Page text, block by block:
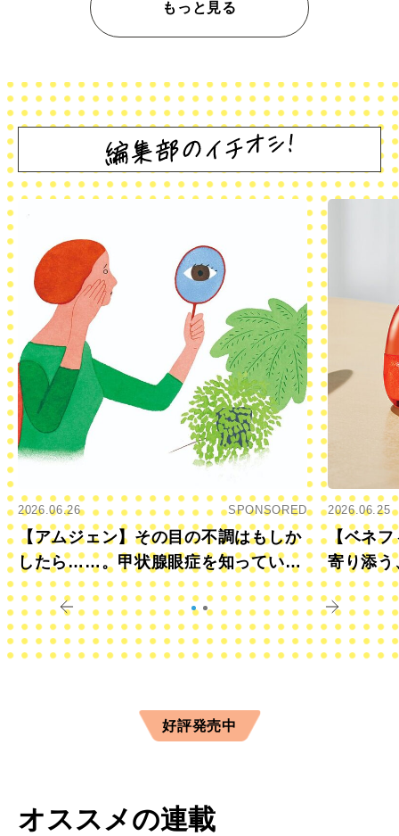
もっと見る
2026.06.26 SPONSORED
【アムジェン】その目の不調はもしか
したら……。甲状腺眼症を知っていま
すか？
2026.06.25
【ベネフ
寄り添う
きに
好評発売中
オススメの連載